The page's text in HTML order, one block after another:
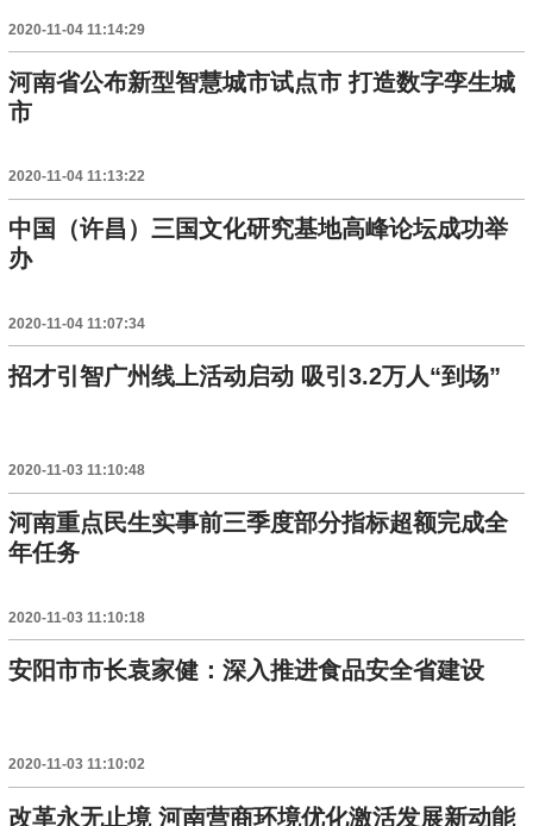
2020-11-04 11:14:29
河南省公布新型智慧城市试点市 打造数字孪生城
市
2020-11-04 11:13:22
中国（许昌）三国文化研究基地高峰论坛成功举
办
2020-11-04 11:07:34
招才引智广州线上活动启动 吸引3.2万人“到场”
2020-11-03 11:10:48
河南重点民生实事前三季度部分指标超额完成全
年任务
2020-11-03 11:10:18
安阳市市长袁家健：深入推进食品安全省建设
2020-11-03 11:10:02
改革永无止境 河南营商环境优化激活发展新动能